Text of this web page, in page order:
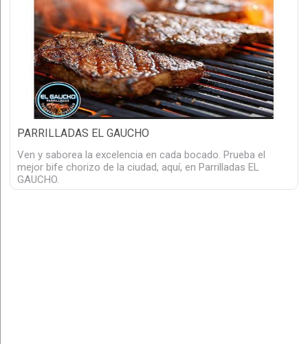
PARRILLADAS EL GAUCHO
Ven y saborea la excelencia en cada bocado. Prueba el
mejor bife chorizo de la ciudad, aquí, en Parrilladas EL
GAUCHO.